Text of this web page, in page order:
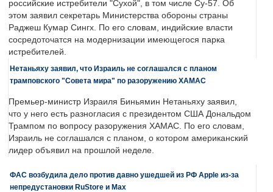
российские истребители "Сухой", в том числе Су-57. Об
этом заявил секретарь Министерства обороны страны
Раджеш Кумар Сингх. По его словам, индийские власти
сосредоточатся на модернизации имеющегося парка
истребителей.
Нетаньяху заявил, что Израиль не соглашался с планом
трамповского "Совета мира" по разоружению ХАМАС
Премьер-министр Израиля Биньямин Нетаньяху заявил,
что у него есть разногласия с президентом США Дональдом
Трампом по вопросу разоружения ХАМАС. По его словам,
Израиль не соглашался с планом, о котором американский
лидер объявил на прошлой неделе.
ФАС возбудила дело против давно ушедшей из РФ Apple из-за
непредустановки RuStore и Max